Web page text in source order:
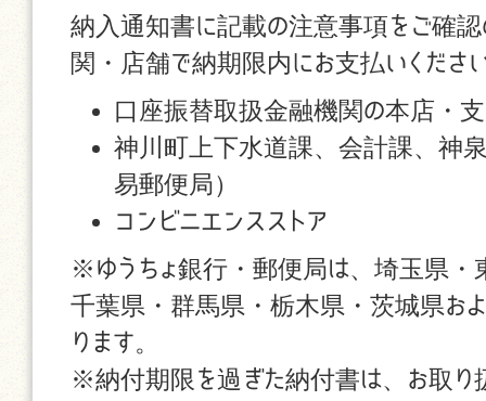
納入通知書に記載の注意事項をご確認
関・店舗で納期限内にお支払いくださ
口座振替取扱金融機関の本店・
神川町上下水道課、会計課、神
易郵便局）
コンビニエンスストア
※ゆうちょ銀行・郵便局は、埼玉県
千葉県・群馬県・栃木県・茨城県お
ります。
※納付期限を過ぎた納付書は、お取り